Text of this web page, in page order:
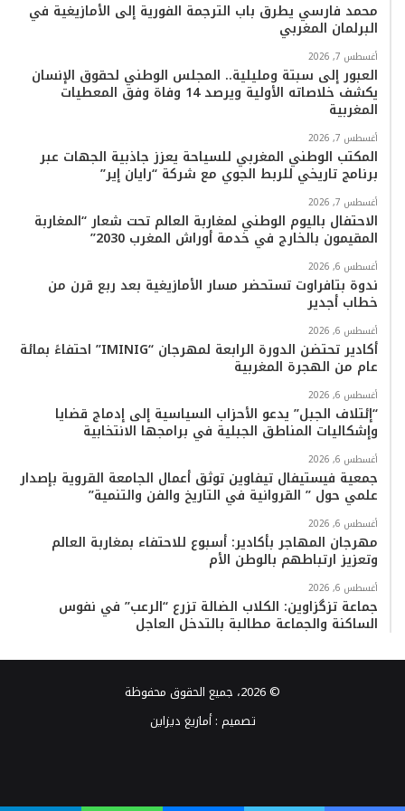
و
ك
ب
ا
k
ب
محمد فارسي يطرق باب الترجمة الفورية إلى الأمازيغية في
البرلمان المغربي
أغسطس 7, 2026
العبور إلى سبتة ومليلية.. المجلس الوطني لحقوق الإنسان
يكشف خلاصاته الأولية ويرصد 14 وفاة وفق المعطيات
المغربية
أغسطس 7, 2026
المكتب الوطني المغربي للسياحة يعزز جاذبية الجهات عبر
برنامج تاريخي للربط الجوي مع شركة “رايان إير”
أغسطس 7, 2026
الاحتفال باليوم الوطني لمغاربة العالم تحت شعار “المغاربة
المقيمون بالخارج في خدمة أوراش المغرب 2030”
أغسطس 6, 2026
ندوة بتافراوت تستحضر مسار الأمازيغية بعد ربع قرن من
خطاب أجدير
أغسطس 6, 2026
أكادير تحتضن الدورة الرابعة لمهرجان “IMINIG” احتفاءً بمائة
عام من الهجرة المغربية
أغسطس 6, 2026
“إئتلاف الجبل” يدعو الأحزاب السياسية إلى إدماج قضايا
وإشكاليات المناطق الجبلية في برامجها الانتخابية
أغسطس 6, 2026
جمعية فيستيفال تيفاوين توثق أعمال الجامعة القروية بإصدار
علمي حول ” القروانية في التاريخ والفن والتنمية”
أغسطس 6, 2026
مهرجان المهاجر بأكادير: أسبوع للاحتفاء بمغاربة العالم
وتعزيز ارتباطهم بالوطن الأم
أغسطس 6, 2026
جماعة تزگزاوين: الكلاب الضالة تزرع “الرعب” في نفوس
الساكنة والجماعة مطالبة بالتدخل العاجل
© 2026، جميع الحقوق محفوظة
تصميم :أمازيغ ديزاين